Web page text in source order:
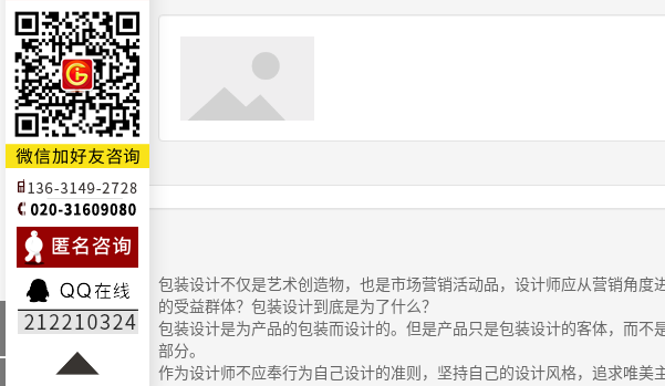
包装设计不仅是艺术创造物，也是市场营销活动品，设计师应从营销角
的受益群体？包装设计到底是为了什么？
包装设计是为产品的包装而设计的。但是产品只是包装设计的客体，而不
部分。
作为设计师不应奉行为自己设计的准则，坚持自己的设计风格，追求唯美
最新
资讯